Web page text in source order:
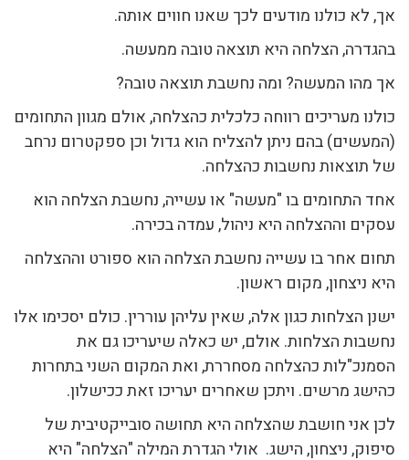
אך, לא כולנו מודעים לכך שאנו חווים אותה.
בהגדרה, הצלחה היא תוצאה טובה ממעשה.
אך מהו המעשה? ומה נחשבת תוצאה טובה?
כולנו מעריכים רווחה כלכלית כהצלחה, אולם מגוון התחומים
(המעשים) בהם ניתן להצליח הוא גדול וכן ספקטרום נרחב
של תוצאות נחשבות כהצלחה.
אחד התחומים בו "מעשה" או עשייה, נחשבת הצלחה הוא
עסקים וההצלחה היא ניהול, עמדה בכירה.
תחום אחר בו עשייה נחשבת הצלחה הוא ספורט וההצלחה
היא ניצחון, מקום ראשון.
ישנן הצלחות כגון אלה, שאין עליהן עוררין. כולם יסכימו אלו
נחשבות הצלחות. אולם, יש כאלה שיעריכו גם את
הסמנכ"לות כהצלחה מסחררת, ואת המקום השני בתחרות
כהישג מרשים. ויתכן שאחרים יעריכו זאת ככישלון.
לכן אני חושבת שהצלחה היא תחושה סובייקטיבית של
סיפוק, ניצחון, הישג. אולי הגדרת המילה "הצלחה" היא